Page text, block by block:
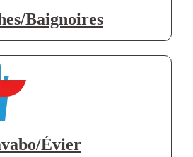
Baignoires
Évier